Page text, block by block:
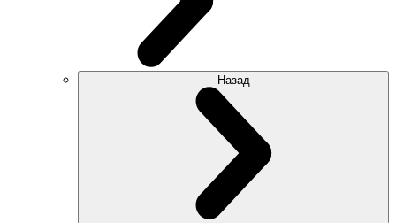
Назад